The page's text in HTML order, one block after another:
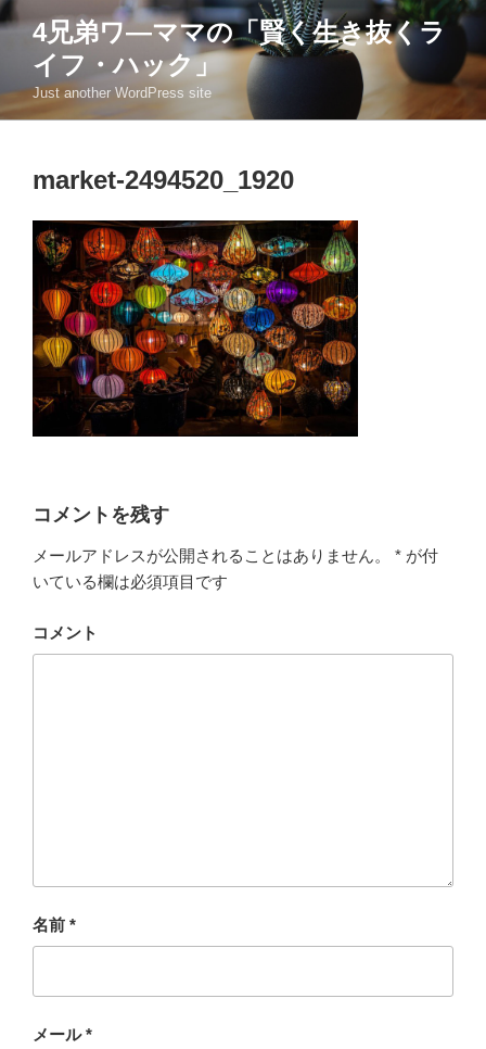
コ
ン
ツ
4兄弟ワ―ママの「賢く生き抜くラ
イフ・ハック」
Just another WordPress site
market-2494520_1920
コメントを残す
メールアドレスが公開されることはありません。 * が付
いている欄は必須項目です
コメント
名前 *
メール*